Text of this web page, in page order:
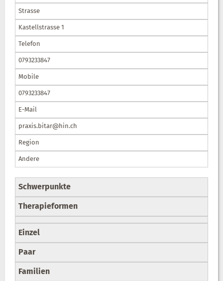
Strasse
Kastellstrasse 1
Telefon
0793233847
Mobile
0793233847
E-Mail
praxis.bitar@hin.ch
Region
Andere
Schwerpunkte
Therapieformen
Einzel
Paar
Familien